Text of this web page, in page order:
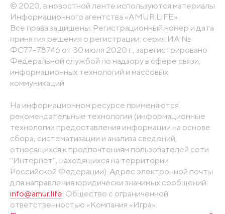
© 2020, в новостной ленте используются материалы
Информационного агентства «AMUR.LIFE».
Все права защищены. Регистрационный номер и дата
принятия решения о регистрации: серия ИА №
ФС77-78746 от 30 июля 2020 г., зарегистрировано
Федеральной службой по надзору в сфере связи,
информационных технологий и массовых
коммуникаций
На информационном ресурсе применяются
рекомендательные технологии (информационные
технологии предоставления информации на основе
сбора, систематизации и анализа сведений,
относящихся к предпочтениям пользователей сети
"Интернет", находящихся на территории
Российской Федерации). Адрес электронной почты
для направления юридически значимых сообщений:
info@amur.life. Общество с ограниченной
ответственностью «Компания «Игра».